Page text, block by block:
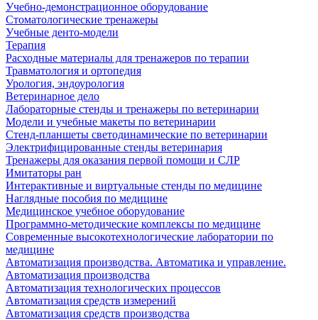
Учебно-демонстрационное оборудование
Стоматологические тренажеры
Учебные денто-модели
Терапия
Расходные материалы для тренажеров по терапии
Травматология и ортопедия
Урология, эндоурология
Ветеринарное дело
Лабораторные стенды и тренажеры по ветеринарии
Модели и учебные макеты по ветеринарии
Стенд-планшеты светодинамические по ветеринарии
Электрифицированные стенды ветеринария
Тренажеры для оказания первой помощи и СЛР
Имитаторы ран
Интерактивные и виртуальные стенды по медицине
Наглядные пособия по медицине
Медицинское учебное оборудование
Программно-методические комплексы по медицине
Современные высокотехнологические лаборатории по
медицине
Автоматизация производства. Автоматика и управление.
Автоматизация производства
Автоматизация технологических процессов
Автоматизация средств измерений
Автоматизация средств производства